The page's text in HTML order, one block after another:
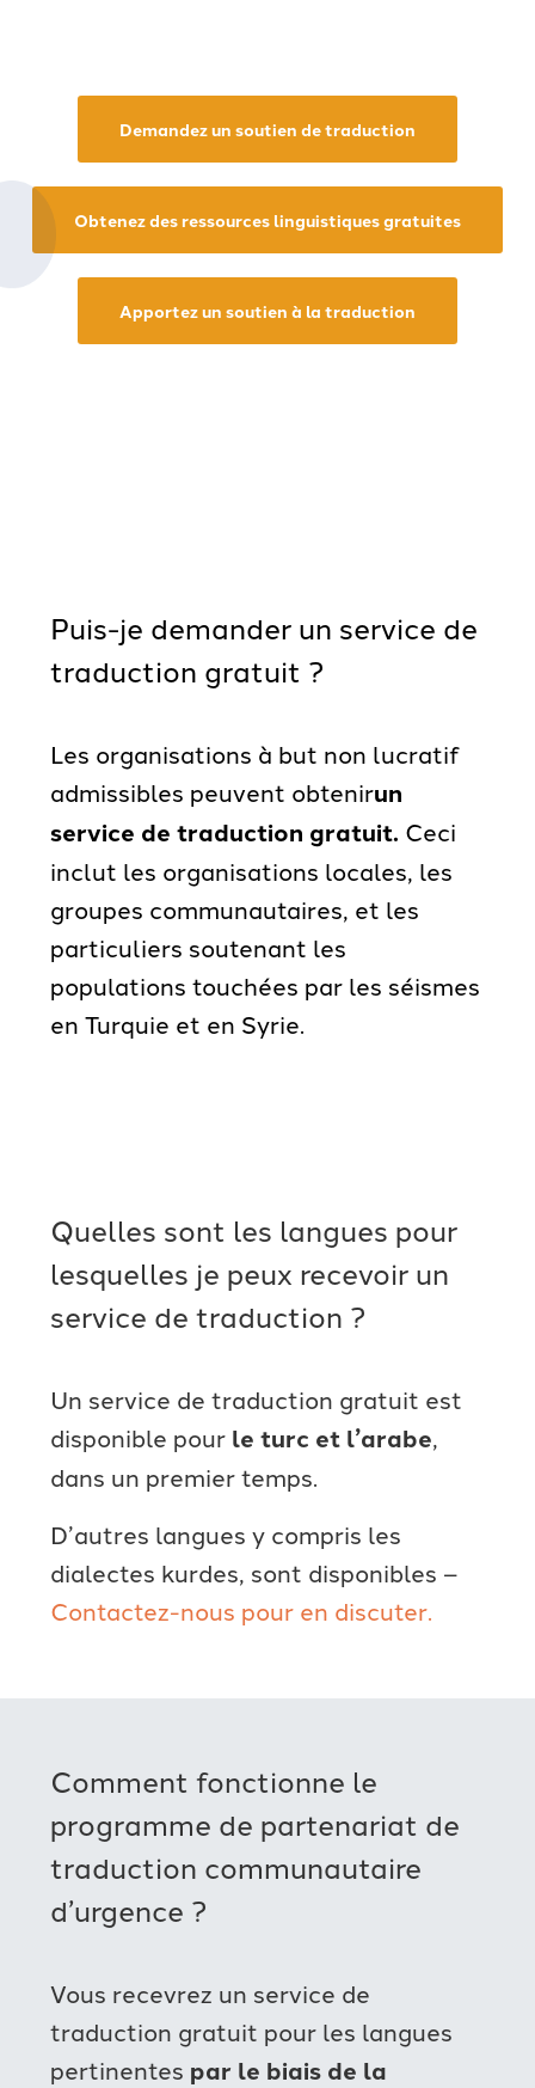
Demandez un soutien de traduction
Obtenez des ressources linguistiques gratuites
Apportez un soutien à la traduction
Puis-je demander un service de
traduction gratuit ?
Les organisations à but non lucratif
admissibles peuvent obtenirun
service de traduction gratuit. Ceci
inclut les organisations locales, les
groupes communautaires, et les
particuliers soutenant les
populations touchées par les séismes
en Turquie et en Syrie.
Quelles sont les langues pour
lesquelles je peux recevoir un
service de traduction ?
Un service de traduction gratuit est
disponible pour le turc et l’arabe,
dans un premier temps.
D’autres langues y compris les
dialectes kurdes, sont disponibles –
Contactez-nous pour en discuter.
Comment fonctionne le
programme de partenariat de
traduction communautaire
d’urgence ?
Vous recevrez un service de
traduction gratuit pour les langues
pertinentes par le biais de la